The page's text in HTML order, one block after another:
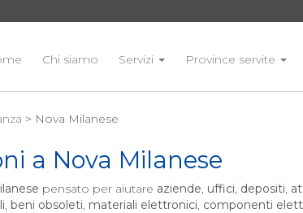
Chi siamo Servizi Province servite
> Nova Milanese
a Nova Milanese
pensato per aiutare aziende, uffici, depositi,
, beni obsoleti, materiali elettronici, componenti